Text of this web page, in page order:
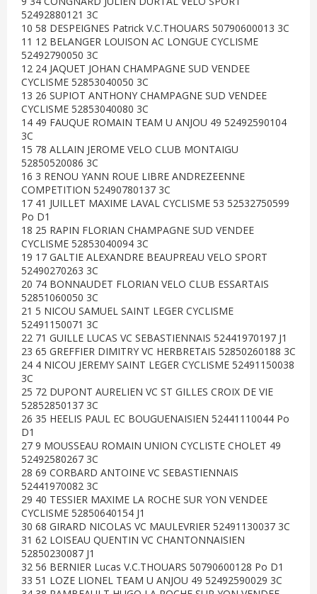
52492880121 3C
10 58 DESPEIGNES Patrick V.C.THOUARS 50790600013 3C
11 12 BELANGER LOUISON AC LONGUE CYCLISME
52492790050 3C
12 24 JAQUET JOHAN CHAMPAGNE SUD VENDEE
CYCLISME 52853040050 3C
13 26 SUPIOT ANTHONY CHAMPAGNE SUD VENDEE
CYCLISME 52853040080 3C
14 49 FAUQUE ROMAIN TEAM U ANJOU 49 52492590104
3C
15 78 ALLAIN JEROME VELO CLUB MONTAIGU
52850520086 3C
16 3 RENOU YANN ROUE LIBRE ANDREZEENNE
COMPETITION 52490780137 3C
17 41 JUILLET MAXIME LAVAL CYCLISME 53 52532750599
Po D1
18 25 RAPIN FLORIAN CHAMPAGNE SUD VENDEE
CYCLISME 52853040094 3C
19 17 GALTIE ALEXANDRE BEAUPREAU VELO SPORT
52490270263 3C
20 74 BONNAUDET FLORIAN VELO CLUB ESSARTAIS
52851060050 3C
21 5 NICOU SAMUEL SAINT LEGER CYCLISME
52491150071 3C
22 71 GUILLE LUCAS VC SEBASTIENNAIS 52441970197 J1
23 65 GREFFIER DIMITRY VC HERBRETAIS 52850260188 3C
24 4 NICOU JEREMY SAINT LEGER CYCLISME 52491150038
3C
25 72 DUPONT AURELIEN VC ST GILLES CROIX DE VIE
52852850137 3C
26 35 HEELIS PAUL EC BOUGUENAISIEN 52441110044 Po
D1
27 9 MOUSSEAU ROMAIN UNION CYCLISTE CHOLET 49
52492580267 3C
28 69 CORBARD ANTOINE VC SEBASTIENNAIS
52441970082 3C
29 40 TESSIER MAXIME LA ROCHE SUR YON VENDEE
CYCLISME 52850640154 J1
30 68 GIRARD NICOLAS VC MAULEVRIER 52491130037 3C
31 62 LOISEAU QUENTIN VC CHANTONNAISIEN
52850230087 J1
32 56 BERNIER Lucas V.C.THOUARS 50790600128 Po D1
33 51 LOZE LIONEL TEAM U ANJOU 49 52492590029 3C